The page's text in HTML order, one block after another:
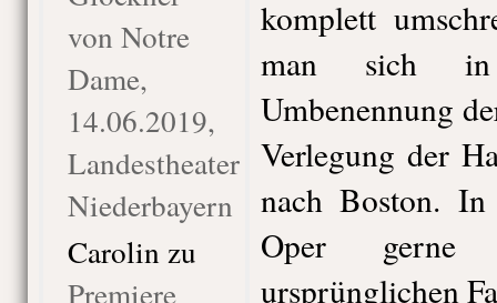
von Notre
Dame,
14.06.2019,
Landestheater
Niederbayern
Carolin zu
Premiere
komplett
man sich
Umbenennung
Verlegung der
nach Boston.
Oper
ursprünglichen